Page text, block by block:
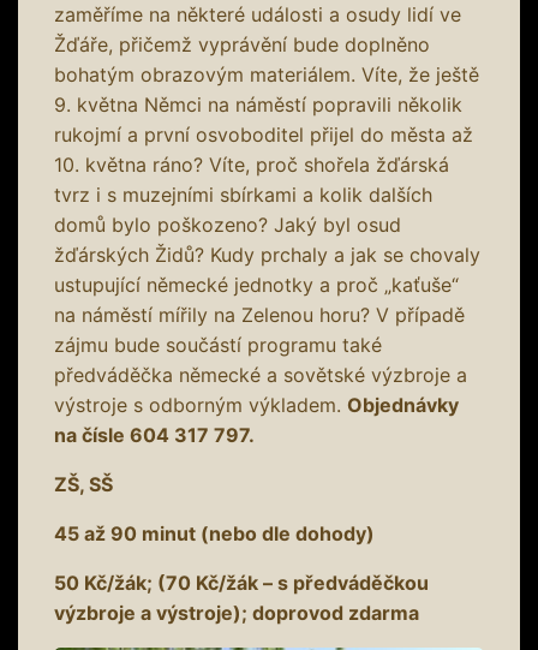
zaměříme na některé události a osudy lidí ve
Žďáře, přičemž vyprávění bude doplněno
bohatým obrazovým materiálem. Víte, že ještě
9. května Němci na náměstí popravili několik
rukojmí a první osvoboditel přijel do města až
10. května ráno? Víte, proč shořela žďárská
tvrz i s muzejními sbírkami a kolik dalších
domů bylo poškozeno? Jaký byl osud
žďárských Židů? Kudy prchaly a jak se chovaly
ustupující německé jednotky a proč „kaťuše“
na náměstí mířily na Zelenou horu? V případě
zájmu bude součástí programu také
předváděčka německé a sovětské výzbroje a
výstroje s odborným výkladem. Objednávky
na čísle 604 317 797.
ZŠ, SŠ
45 až 90 minut (nebo dle dohody)
50 Kč/žák; (70 Kč/žák – s předváděčkou
výzbroje a výstroje); doprovod zdarma